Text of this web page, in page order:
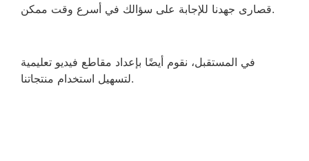
قصارى جهدنا للإجابة على سؤالك في أسرع وقت ممكن.
في المستقبل، نقوم أيضًا بإعداد مقاطع فيديو تعليمية
لتسهيل استخدام منتجاتنا.